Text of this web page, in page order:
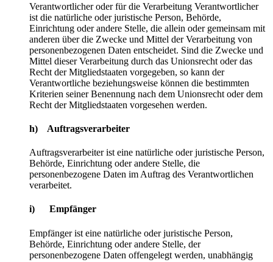
Verantwortlicher oder für die Verarbeitung Verantwortlicher
ist die natürliche oder juristische Person, Behörde,
Einrichtung oder andere Stelle, die allein oder gemeinsam mit
anderen über die Zwecke und Mittel der Verarbeitung von
personenbezogenen Daten entscheidet. Sind die Zwecke und
Mittel dieser Verarbeitung durch das Unionsrecht oder das
Recht der Mitgliedstaaten vorgegeben, so kann der
Verantwortliche beziehungsweise können die bestimmten
Kriterien seiner Benennung nach dem Unionsrecht oder dem
Recht der Mitgliedstaaten vorgesehen werden.
h) Auftragsverarbeiter
Auftragsverarbeiter ist eine natürliche oder juristische Person,
Behörde, Einrichtung oder andere Stelle, die
personenbezogene Daten im Auftrag des Verantwortlichen
verarbeitet.
i) Empfänger
Empfänger ist eine natürliche oder juristische Person,
Behörde, Einrichtung oder andere Stelle, der
personenbezogene Daten offengelegt werden, unabhängig